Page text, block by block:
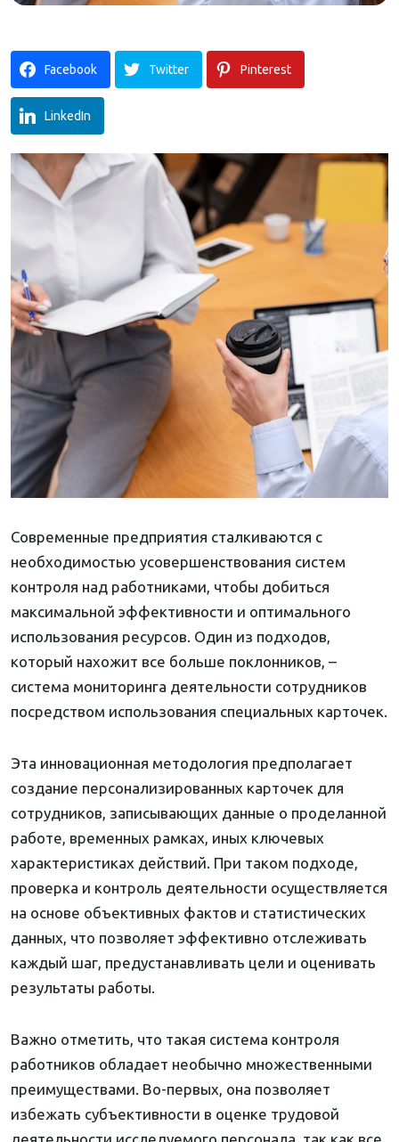
Facebook Twitter Pinterest
LinkedIn
Современные предприятия сталкиваются с
необходимостью усовершенствования систем
контроля над работниками, чтобы добиться
максимальной эффективности и оптимального
использования ресурсов. Один из подходов,
который нахожит все больше поклонников, –
система мониторинга деятельности сотрудников
посредством использования специальных карточек.
Эта инновационная методология предполагает
создание персонализированных карточек для
сотрудников, записывающих данные о проделанной
работе, временных рамках, иных ключевых
характеристиках действий. При таком подходе,
проверка и контроль деятельности осуществляется
на основе объективных фактов и статистических
данных, что позволяет эффективно отслеживать
каждый шаг, предустанавливать цели и оценивать
результаты работы.
Важно отметить, что такая система контроля
работников обладает необычно множественными
преимуществами. Во-первых, она позволяет
избежать субъективности в оценке трудовой